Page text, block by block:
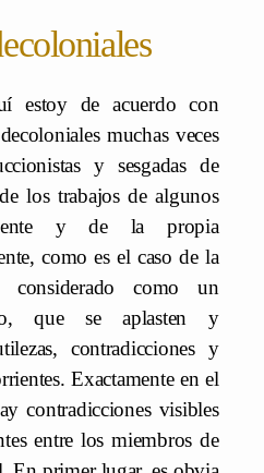
estoy de acuerdo con
muchas veces
y sesgadas de
los trabajos de algunos
y de la propia
como es el caso de la
considerado como un
que se aplasten y
contradicciones y
Exactamente en el
contradicciones visibles
entre los miembros de